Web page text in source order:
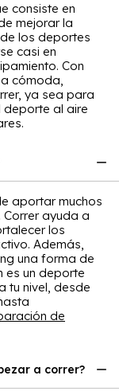
consiste en
mejorar la
los deportes
casi en
Con
cómoda,
ya sea para
deporte al aire
aportar muchos
ayuda a
los
Además,
una forma de
es un deporte
tu nivel, desde
de
a correr?